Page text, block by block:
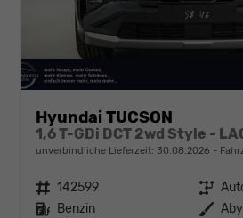
Hyundai TUCSON
1,6 T-GDi DCT 2wd Style -
unverbindliche Lieferzeit: 30.08.2026
Fahrzeugnr. 142599 Getriebe
Kraftstoff Benzin Außenfarbe